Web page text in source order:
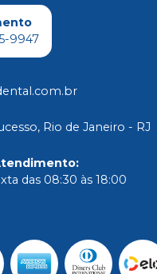
9947
Rio de Janeiro - RJ
:
das 08:30 às 18:00